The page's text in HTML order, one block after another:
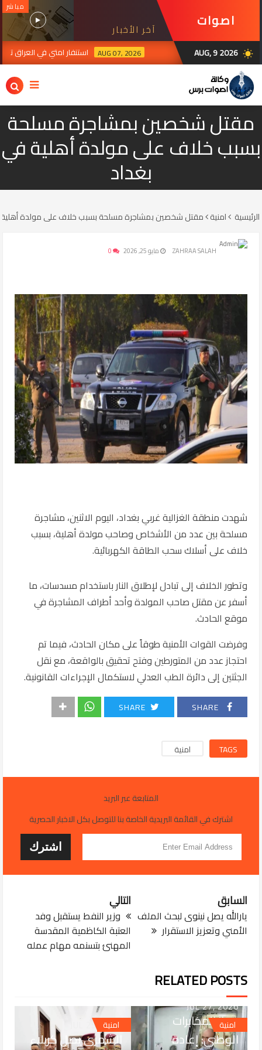
اصوات
برس
آخر الأخبار
مباشر
wb_sunny
AUG, 9 2026
AUG 07, 2026 استنفار امتي في العراق ترقبا لرد
مقتل شخصين بمشاجرة مسلحة
بسبب خلاف على مولدة أهلية في
بغداد
الرئيسية امنية مقتل شخصين بمشاجرة مسلحة بسبب خلاف على مولدة
ZAHRAA SALAH مايو 25, 2026
شهدت منطقة الغزالية غربي بغداد، اليوم الاثنين، مشاجرة
مسلحة بين عدد من الأشخاص وصاحب مولدة أهلية، بسبب
خلاف على أسلاك سحب الطاقة الكهربائية.
وتطور الخلاف إلى تبادل لإطلاق النار باستخدام مسدسات، ما
أسفر عن مقتل صاحب المولدة وأحد أطراف المشاجرة في
موقع الحادث.
وفرضت القوات الأمنية طوقاً على مكان الحادث، فيما تم
احتجاز عدد من المتورطين وفتح تحقيق بالواقعة، مع نقل
الجثتين إلى دائرة الطب العدلي لاستكمال الإجراءات القانونية.
SHARE
SHARE
TAGS امنية
المتابعة عبر البريد
اشترك في القائمة البريدية الخاصة بنا للتوصل بكل الاخبار الحصرية
التالي
وزير النفط يستقبل وفد
العتبة الكاظمية المقدسة
المهنئ بتسنمه مهام عمله
السابق
يارالله يصل نينوى لبحث الملف
الأمني وتعزيز الاستقرار
RELATED POSTS
امنية
JUL 27, 2026
جهاز المخابرات
الوطني: إعادة
امنية
JUL 25, 2026
الشمري يصل كربلاء